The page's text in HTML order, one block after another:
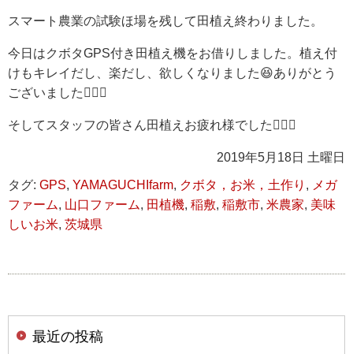
スマート農業の試験ほ場を残して田植え終わりました。
今日はクボタGPS付き田植え機をお借りしました。植え付
けもキレイだし、楽だし、欲しくなりました😆ありがとう
ございました🙇🏻‍♂️
そしてスタッフの皆さん田植えお疲れ様でした🙇🏻‍♂️
2019年5月18日 土曜日
タグ: GPS, YAMAGUCHIfarm, クボタ，お米，土作り , メガ
ファーム, 山口ファーム, 田植機, 稲敷, 稲敷市, 米農家, 美味
しいお米, 茨城県
最近の投稿